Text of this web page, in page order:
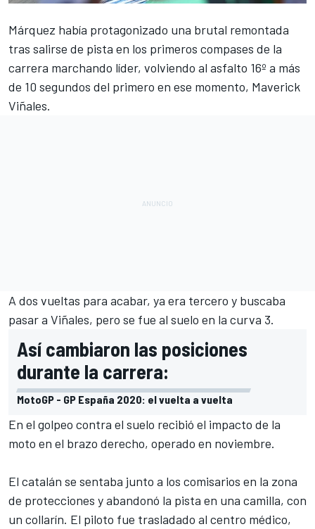
Márquez había protagonizado una brutal remontada
tras salirse de pista en los primeros compases de la
carrera marchando líder, volviendo al asfalto 16º a más
de 10 segundos del primero en ese momento, Maverick
Viñales.
A dos vueltas para acabar, ya era tercero y buscaba
pasar a Viñales, pero se fue al suelo en la curva 3.
Así cambiaron las posiciones
durante la carrera:
MotoGP - GP España 2020: el vuelta a vuelta
En el golpeo contra el suelo recibió el impacto de la
moto en el brazo derecho, operado en noviembre.
El catalán se sentaba junto a los comisarios en la zona
de protecciones y abandonó la pista en una camilla, con
un collarín. El piloto fue trasladado al centro médico,